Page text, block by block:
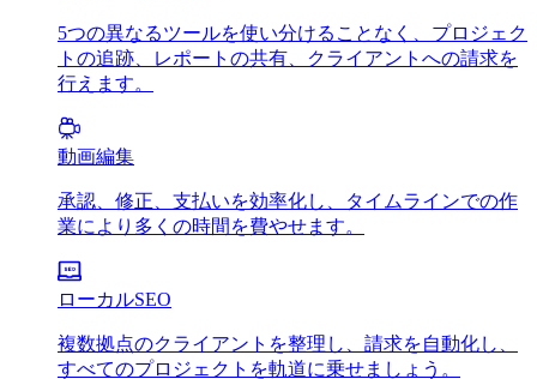
5つの異なるツールを使い分けることなく、プロジェク
トの追跡、レポートの共有、クライアントへの請求を
行えます。
動画編集
承認、修正、支払いを効率化し、タイムラインでの作
業により多くの時間を費やせます。
ローカルSEO
複数拠点のクライアントを整理し、請求を自動化し、
すべてのプロジェクトを軌道に乗せましょう。